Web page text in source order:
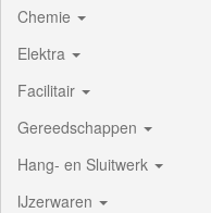
Chemie
Elektra
Facilitair
Gereedschappen
Hang- en Sluitwerk
IJzerwaren